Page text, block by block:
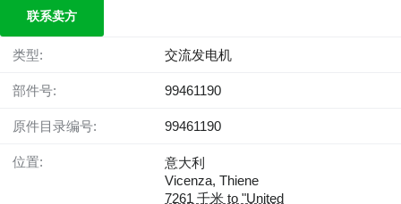
联系卖方
类型: 交流发电机
部件号: 99461190
原件目录编号: 99461190
位置:
意大利
Vicenza, Thiene
7261 千米 to "United